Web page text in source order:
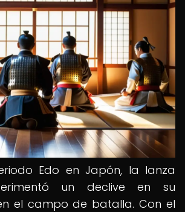
Edo en Japón, la lanza
un declive en su
el campo de batalla. Con el